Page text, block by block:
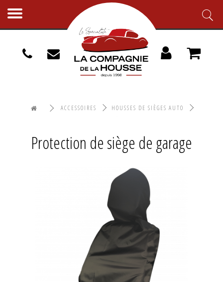
Toggle
ACCESSOIRES
HOUSSES DE SIÈGES AUTO
Protection de siège de garage